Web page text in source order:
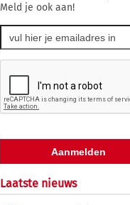
Meld je ook aan!
Laatste nieuws